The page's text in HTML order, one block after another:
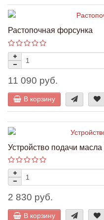
Растопочная форсунка
11 090 руб.
В корзину
Устройство подачи масла
2 830 руб.
В корзину